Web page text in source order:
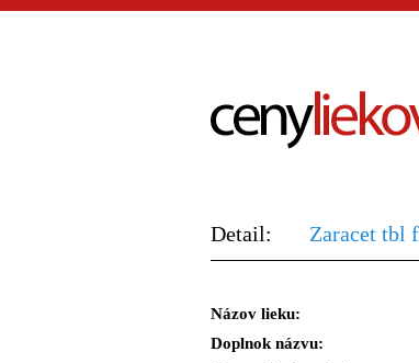
Detail: Zaracet tbl
Názov lieku:
Doplnok názvu: